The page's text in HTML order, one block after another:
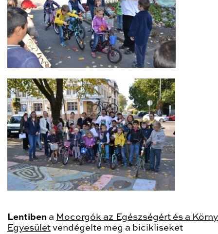
Lentiben a Mocorgók az Egészségért és a
Egyesület vendégelte meg a bicikliseket